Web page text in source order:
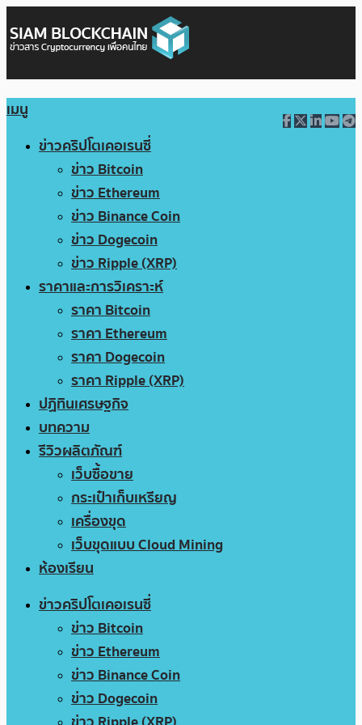
เมนู
ข่าวคริปโตเคอเรนซี่
ข่าว Bitcoin
ข่าว Ethereum
ข่าว Binance Coin
ข่าว Dogecoin
ข่าว Ripple (XRP)
ราคาและการวิเคราะห์
ราคา Bitcoin
ราคา Ethereum
ราคา Dogecoin
ราคา Ripple (XRP)
ปฏิทินเศรษฐกิจ
บทความ
รีวิวผลิตภัณฑ์
เว็บซื้อขาย
กระเป๋าเก็บเหรียญ
เครื่องขุด
เว็บขุดแบบ Cloud Mining
ห้องเรียน
ข่าวคริปโตเคอเรนซี่
ข่าว Bitcoin
ข่าว Ethereum
ข่าว Binance Coin
ข่าว Dogecoin